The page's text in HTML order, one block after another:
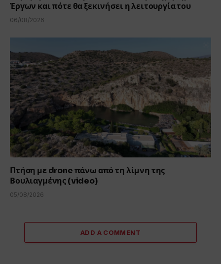
Έργων και πότε θα ξεκινήσει η λειτουργία του
06/08/2026
Πτήση με drone πάνω από τη λίμνη της
Βουλιαγμένης (video)
05/08/2026
ADD A COMMENT